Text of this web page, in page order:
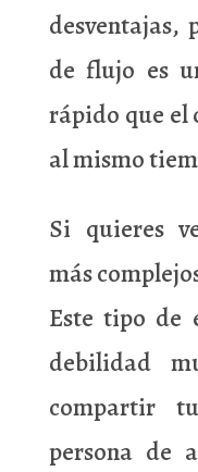
desventajas,
de flujo es
rápido que el
al mismo
Si quieres
más
Este tipo de
debilidad
compartir
persona de